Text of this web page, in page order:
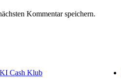
Kommentar speichern.